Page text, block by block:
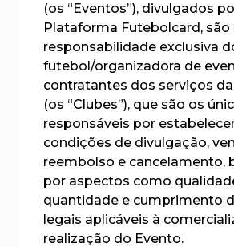
(os “Eventos”), divulgados
Plataforma Futebolcard, são
responsabilidade exclusiva
futebol/organizadora de
contratantes dos serviços
(os “Clubes”), que são os
responsáveis por
condições de divulgação,
reembolso e cancelamento,
por aspectos como
quantidade e cumprimento
legais aplicáveis à
realização do Evento.